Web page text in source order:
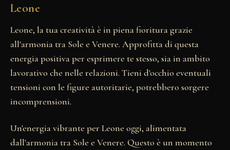
Leone
Leone, la tua creatività è in piena fioritura grazie
all'armonia tra Sole e Venere. Approfitta di questa
energia positiva per esprimere te stesso, sia in ambito
lavorativo che nelle relazioni. Tieni d'occhio eventuali
tensioni con le figure autoritarie, potrebbero sorgere
incomprensioni.
Un'energia vibrante per Leone oggi, alimentata
dall'armonia tra Sole e Venere. Questo è un momento